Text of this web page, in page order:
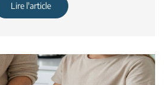
Lire l'article